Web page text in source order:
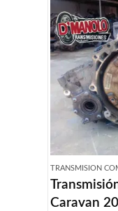
TRANSMISION
Caravan